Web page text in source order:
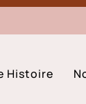
Histoire